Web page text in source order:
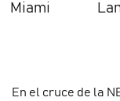
Miami
En el cruce de la